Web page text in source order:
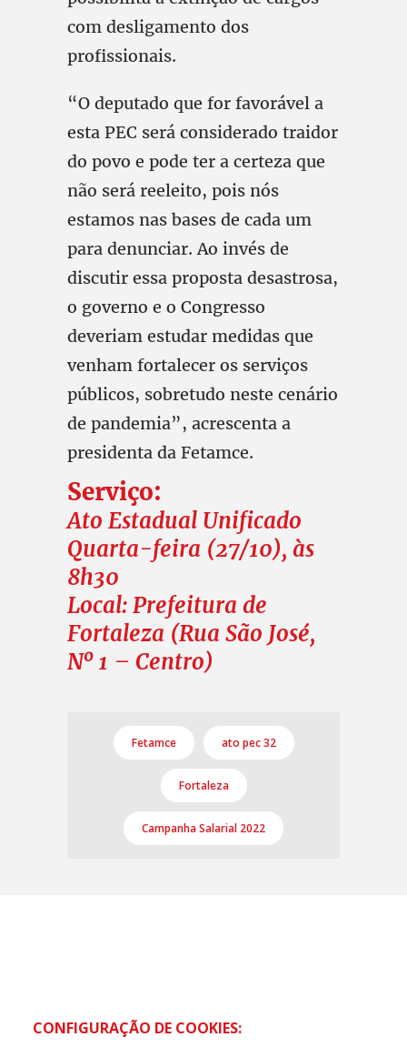
com desligamento dos
profissionais.
“O deputado que for favorável a
esta PEC será considerado traidor
do povo e pode ter a certeza que
não será reeleito, pois nós
estamos nas bases de cada um
para denunciar. Ao invés de
discutir essa proposta desastrosa,
o governo e o Congresso
deveriam estudar medidas que
venham fortalecer os serviços
públicos, sobretudo neste cenário
de pandemia”, acrescenta a
presidenta da Fetamce.
Serviço:
Ato Estadual Unificado
Quarta-feira (27/10), às
8h30
Local: Prefeitura de
Fortaleza (Rua São José,
Nº 1 – Centro)
Fetamce ato pec 32
Fortaleza
Campanha Salarial 2022
CONFIGURAÇÃO DE COOKIES: